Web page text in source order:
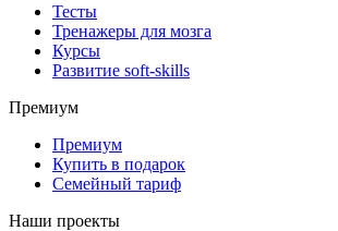
Тесты
Тренажеры для мозга
Курсы
Развитие soft-skills
Премиум
Премиум
Купить в подарок
Семейный тариф
Наши проекты